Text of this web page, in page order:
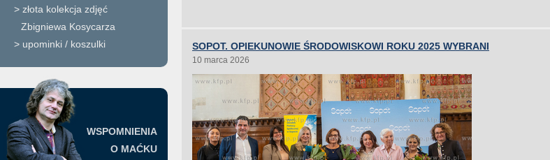
> złota kolekcja zdjęć
Zbigniewa Kosycarza
> upominki / koszulki
WSPOMNIENIA
O MAĆKU
SOPOT. OPIEKUNOWIE ŚRODOWISKOWI ROKU 2025 WYBRANI
10 marca 2026